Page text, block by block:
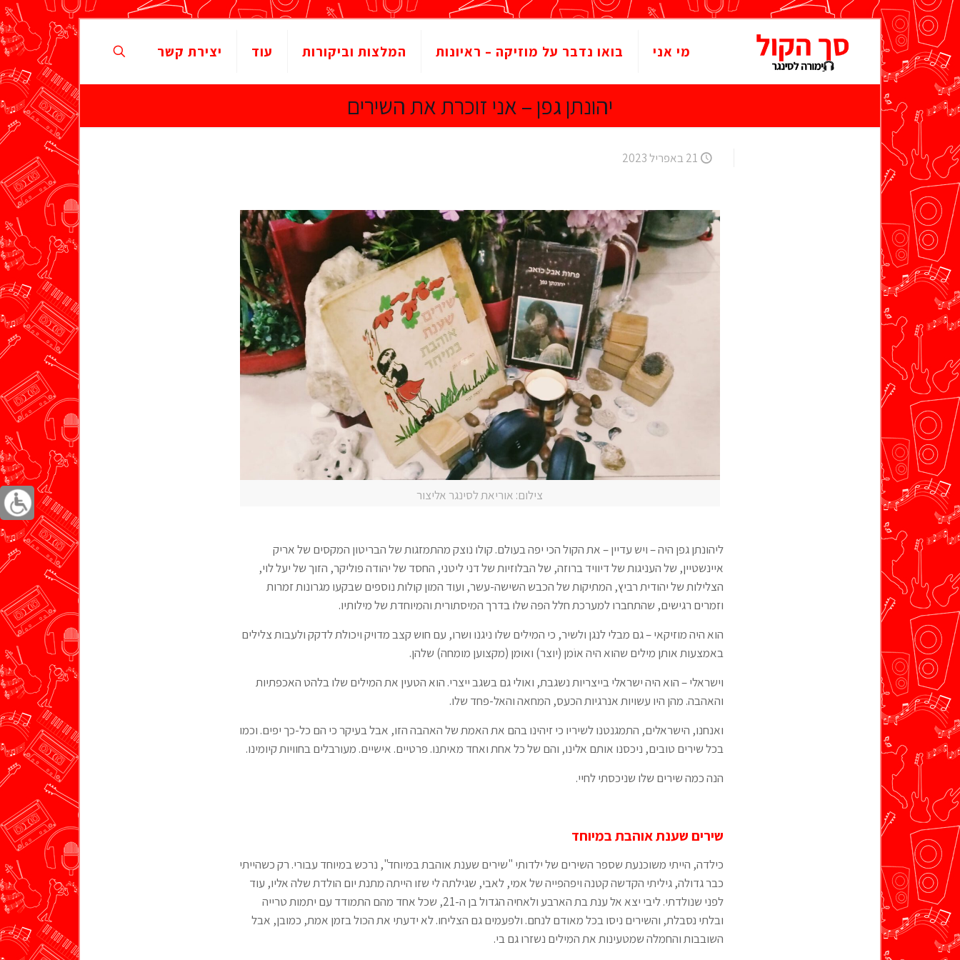
מי אני בואו נדבר על מוזיקה – ראיונות המלצות וביקורות עוד יצירת קשר
יהונתן גפן – אני זוכרת את השירים
21 באפריל 2023
צילום: אוריאת לסינגר אליצור
ליהונתן גפן היה – ויש עדיין – את הקול הכי יפה בעולם. קולו נוצק מהתמזגות של הבריטון המקסים של אריק
איינשטיין, של העניגות של דיוויד ברוזה, של הבלוזיות של דני ליטני, החסד של יהודה פוליקר, הזוך של יעל לוי,
הצלילות של יהודית רביץ, המתיקות של הכבש השישה-עשר, ועוד המון קולות נוספים שבקעו מגרונות זמרות
וזמרים רגישים, שהתחברו למערכת חלל הפה שלו בדרך המיסתורית והמיוחדת של מילותיו.
הוא היה מוזיקאי – גם מבלי לנגן ולשיר, כי המילים שלו ניגנו ושרו, עם חוש קצב מדויק ויכולת לדקק ולעבות צלילים
באמצעות אותן מילים שהוא היה אוֹמן (יוצר) ואוּמן (מקצוען מומחה) שלהן.
וישראלי – הוא היה ישראלי בייצריות נשגבת, ואולי גם בשגב ייצרי. הוא הטעין את המילים שלו בלהט האכפתיות
והאהבה. מהן היו עשויות אנרגיות הכעס, המחאה והאל-פחד שלו.
ואנחנו, הישראלים, התמגנטנו לשיריו כי זיהינו בהם את האמת של האהבה הזו, אבל בעיקר כי הם כל-כך יפים. וכמו
בכל שירים טובים, ניכסנו אותם אלינו, והם של כל אחת ואחד מאיתנו. פרטיים. אישיים. מעורבלים בחוויות קיומינו.
הנה כמה שירים שלו שניכסתי לחיי.
שירים שענת אוהבת במיוחד
כילדה, הייתי משוכנעת שספר השירים של ילדותי "שירים שענת אוהבת במיוחד", נרכש במיוחד עבורי. רק כשהייתי
כבר גדולה, גיליתי הקדשה קטנה ויפהפייה של אמי, לאבי, שגילתה לי שזו הייתה מתנת יום הולדת שלה אליו, עוד
לפני שנולדתי. ליבי יצא אל ענת בת הארבע ולאחיה הגדול בן ה-21, שכל אחד מהם התמודד עם יתמות טרייה
ובלתי נסבלת, והשירים ניסו בכל מאודם לנחם. ולפעמים גם הצליחו. לא ידעתי את הכול בזמן אמת, כמובן, אבל
השובבות והחמלה שמטעינות את המילים נשזרו גם בי.